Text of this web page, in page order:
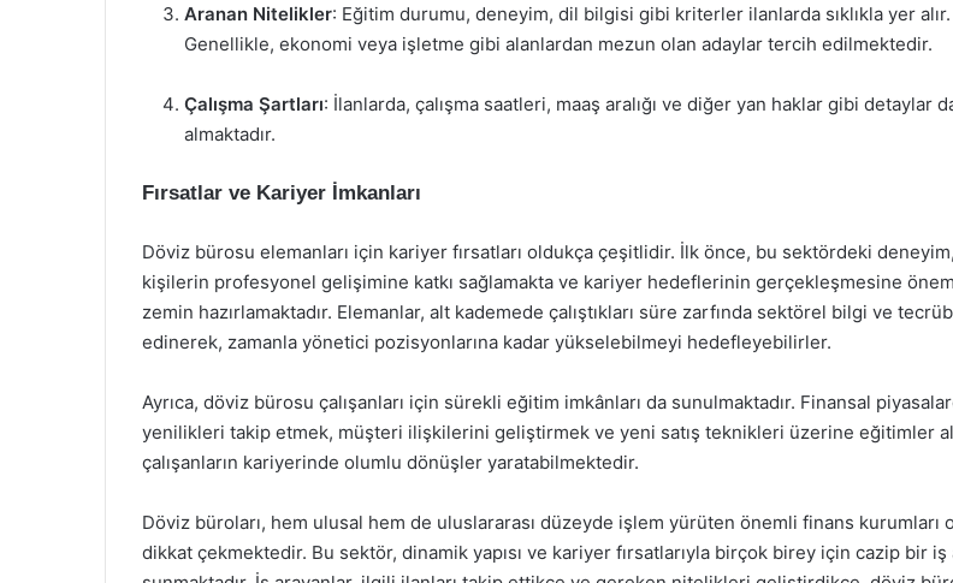
Aranan Nitelikler: Eğitim durumu, deneyim, dil bilgisi gibi kriterler ilanlarda sıklıkla yer alır.
Genellikle, ekonomi veya işletme gibi alanlardan mezun olan adaylar tercih edilmektedir.
Çalışma Şartları: İlanlarda, çalışma saatleri, maaş aralığı ve diğer yan haklar gibi detaylar
almaktadır.
Fırsatlar ve Kariyer İmkanları
Döviz bürosu elemanları için kariyer fırsatları oldukça çeşitlidir. İlk önce, bu sektördeki deneyim,
kişilerin profesyonel gelişimine katkı sağlamakta ve kariyer hedeflerinin gerçekleşmesine
zemin hazırlamaktadır. Elemanlar, alt kademede çalıştıkları süre zarfında sektörel bilgi ve
edinerek, zamanla yönetici pozisyonlarına kadar yükselebilmeyi hedefleyebilirler.
Ayrıca, döviz bürosu çalışanları için sürekli eğitim imkânları da sunulmaktadır. Finansal
yenilikleri takip etmek, müşteri ilişkilerini geliştirmek ve yeni satış teknikleri üzerine eğitimler
çalışanların kariyerinde olumlu dönüşler yaratabilmektedir.
Döviz büroları, hem ulusal hem de uluslararası düzeyde işlem yürüten önemli finans kurumları
dikkat çekmektedir. Bu sektör, dinamik yapısı ve kariyer fırsatlarıyla birçok birey için cazip bir iş